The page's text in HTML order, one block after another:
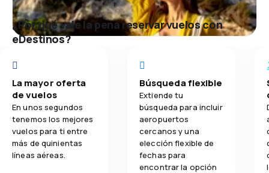
¿Por qué vale la pena reservar vuelos con
eDestinos?
La mayor oferta
de vuelos
En unos segundos
tenemos los mejores
vuelos para ti entre
más de quinientas
líneas aéreas.
Búsqueda flexible
Extiende tu
búsqueda para incluir
aeropuertos
cercanos y una
elección flexible de
fechas para
encontrar la opción